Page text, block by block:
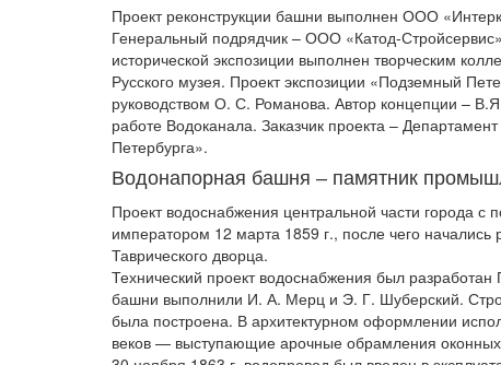
Проект реконструкции башни выполнен ООО
Генеральный подрядчик – ООО «Катод-
исторической экспозиции выполнен творческим
Русского музея. Проект экспозиции «Подземный
руководством О. С. Романова. Автор концепции –
работе Водоканала. Заказчик проекта –
Петербурга».
Водонапорная башня – памятник
Проект водоснабжения центральной части города
императором 12 марта 1859 г., после чего начались
Таврического дворца.
Технический проект водоснабжения был
башни выполнили И. А. Мерц и Э. Г. Шуберский.
была построена. В архитектурном оформлении
веков — выступающие арочные обрамления